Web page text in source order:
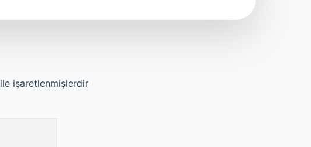
ile işaretlenmişlerdir